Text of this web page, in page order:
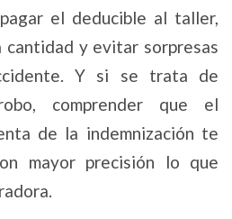
el deducible al taller,
cantidad y evitar sorpresas
Y si se trata de
comprender que el
de la indemnización te
mayor precisión lo que